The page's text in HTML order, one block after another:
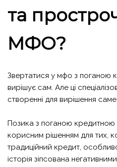
та
МФО?
Звертатися у мфо з поганою
вирішує сам. Але ці
створенні для вирішення саме
Позика з поганою кредитною
корисним рішенням для тих,
традиційний кредит,
історія зіпсована